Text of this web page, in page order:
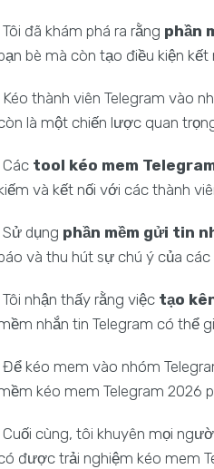
Tôi đã khám phá ra rằng phần
bè mà còn tạo điều kiện
Kéo thành viên Telegram vào
là một chiến lược quan
Các tool kéo mem
và kết nối với các thành
Sử dụng phần mềm gửi tin
và thu hút sự chú ý của
Tôi nhận thấy rằng việc tạo
nhắn tin Telegram có thể
Để kéo mem vào nhóm
kéo mem Telegram 2026
Cuối cùng, tôi khuyên mọi
được trải nghiệm kéo mem